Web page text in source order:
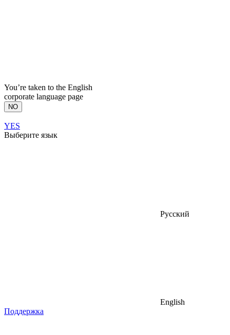
You’re taken to the English
corporate language page
NO
YES
Выберите язык
Русский
English
Поддержка